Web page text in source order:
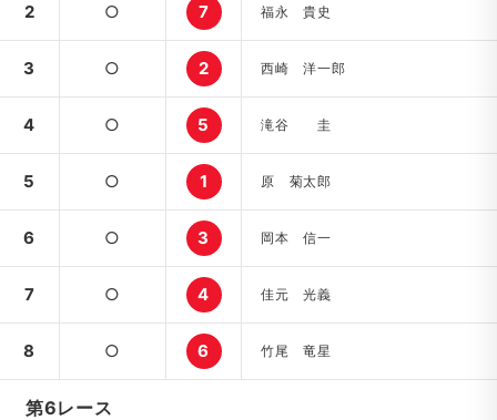
2 ○ 7 福永 貴史
3 ○ 2 西崎 洋一郎
4 ○ 5 滝谷 圭
5 ○ 1 原 菊太郎
6 ○ 3 岡本 信一
7 ○ 4 佳元 光義
8 ○ 6 竹尾 竜星
第6レース